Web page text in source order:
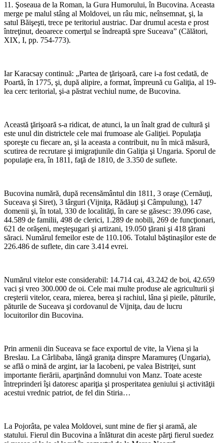
11. Şoseaua de la Roman, la Gura Humorului, în Bucovina. Aceasta
merge pe malul stâng al Moldovei, un râu mic, neînsemnat, şi, la
satul Băişeşti, trece pe teritoriul austriac. Dar drumul acesta e prost
întreţinut, deoarece comerţul se îndreaptă spre Suceava” (Călători,
XIX, I, pp. 754-773).
Iar Karacsay continuă: „Partea de ţărişoară, care i-a fost cedată, de
Poartă, în 1775, şi, după alipire, a format, împreună cu Galiţia, al 19-
lea cerc teritorial, şi-a păstrat vechiul nume, de Bucovina.
Această ţărişoară s-a ridicat, de atunci, la un înalt grad de cultură şi
este unul din districtele cele mai frumoase ale Galiţiei. Populaţia
sporeşte cu fiecare an, şi la aceasta a contribuit, nu în mică măsură,
scutirea de recrutare şi imigraţiunile din Galiţia şi Ungaria. Sporul de
populaţie era, în 1811, faţă de 1810, de 3.350 de suflete.
Bucovina numără, după recensământul din 1811, 3 oraşe (Cernăuţi,
Suceava şi Siret), 3 târguri (Vijniţa, Rădăuţi şi Câmpulung), 147
domenii şi, în total, 330 de localităţi, în care se găsesc: 39.096 case,
44.589 de familii, 498 de clerici, 1.289 de nobili, 269 de funcţionari,
621 de orăşeni, meşteşugari şi artizani, 19.050 ţărani şi 418 ţărani
săraci. Numărul femeilor este de 110.106. Totalul băştinaşilor este de
226.486 de suflete, din care 3.414 evrei.
Numărul vitelor este considerabil: 14.714 cai, 43.242 de boi, 42.659
vaci şi vreo 300.000 de oi. Cele mai multe produse ale agriculturii şi
creşterii vitelor, ceara, mierea, berea şi rachiul, lâna şi pieile, păturile,
păturile de Suceava şi cordovanul de Vijniţa, dau de lucru
locuitorilor din Bucovina.
Prin armenii din Suceava se face exportul de vite, la Viena şi la
Breslau. La Cârlibaba, lângă graniţa dinspre Maramureş (Ungaria),
se află o mină de argint, iar la Iacobeni, pe valea Bistriţei, sunt
importante fierării, aparţinând domnului von Manz. Toate aceste
întreprinderi îşi datoresc apariţia şi prosperitatea geniului şi activităţii
acestui vrednic patriot, de fel din Stiria…
La Pojorâta, pe valea Moldovei, sunt mine de fier şi aramă, ale
statului. Fierul din Bucovina a înlăturat din aceste părţi fierul suedez